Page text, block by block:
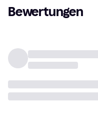
Bewertungen